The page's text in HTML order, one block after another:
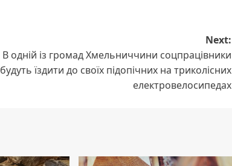
Next:
В одній із громад Хмельниччини соцпрацівники
будуть їздити до своїх підопічних на триколісних
електровелосипедах